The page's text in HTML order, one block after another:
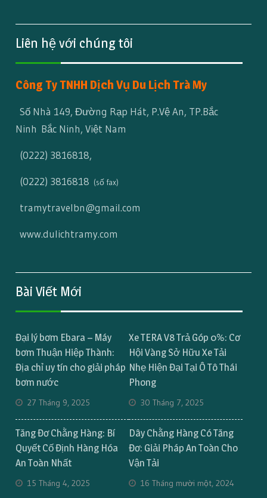
Liên hệ với chúng tôi
Công Ty TNHH Dịch Vụ Du Lịch Trà My
Số Nhà 149, Đường Rạp Hát, P.Vệ An, TP.Bắc
Ninh Bắc Ninh, Việt Nam
(0222) 3816818,
(0222) 3816818 (số fax)
tramytravelbn@gmail.com
www.dulichtramy.com
Bài Viết Mới
Đại lý bơm Ebara – Máy
bơm Thuận Hiệp Thành:
Địa chỉ uy tín cho giải pháp
bơm nước
27 Tháng 9, 2025
Xe TERA V8 Trả Góp 0%: Cơ
Hội Vàng Sở Hữu Xe Tải
Nhẹ Hiện Đại Tại Ô Tô Thái
Phong
30 Tháng 7, 2025
Tăng Đơ Chằng Hàng: Bí
Quyết Cố Định Hàng Hóa
An Toàn Nhất
15 Tháng 4, 2025
Dây Chằng Hàng Có Tăng
Đơ: Giải Pháp An Toàn Cho
Vận Tải
16 Tháng mười một, 2024